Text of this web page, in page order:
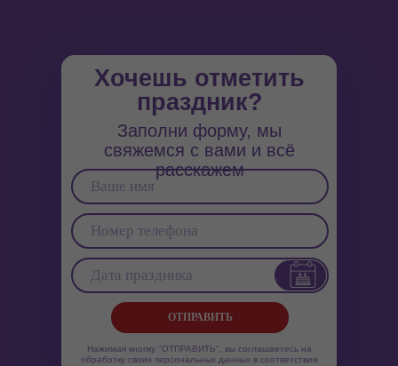
Нажимая кнопку "ОТПРАВИТЬ", вы соглашаетесь на
обработку своих персональных данных в соответствии
ОТПРАВИТЬ
Хочешь отметить
праздник?
Заполни форму, мы
свяжемся с вами и всё
расскажем